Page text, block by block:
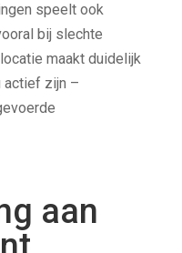
speelt ook
bij slechte
maakt duidelijk
actief zijn –
aan